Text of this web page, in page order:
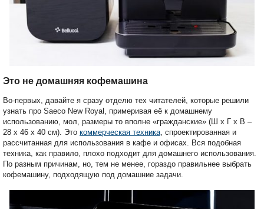
Это не домашняя кофемашина
Во-первых, давайте я сразу отделю тех читателей, которые решили
узнать про Saeco New Royal, примеривая её к домашнему
использованию, мол, размеры то вполне «гражданские» (Ш х Г х В –
28 х 46 х 40 см). Это коммерческая техника , спроектированная и
рассчитанная для использования в кафе и офисах. Вся подобная
техника, как правило, плохо подходит для домашнего использования.
По разным причинам, но, тем не менее, гораздо правильнее выбрать
кофемашину, подходящую под домашние задачи.